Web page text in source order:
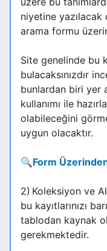
niyetine yazılacak
arama formu
Site genelinde bu
bulacaksınızdır
bunlardan biri yer
kullanımı ile
olabileceğini
uygun olacaktır.
🔍 Form
2) Koleksiyon ve
bu kayıtlarınızı
tablodan kaynak
gerekmektedir.